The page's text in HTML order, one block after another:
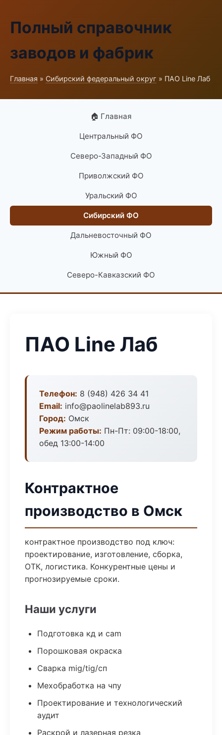
Полный справочник
заводов и фабрик
Главная » Сибирский федеральный округ » ПАО Line Лаб
🏠 Главная
Центральный ФО
Северо-Западный ФО
Приволжский ФО
Уральский ФО
Сибирский ФО
Дальневосточный ФО
Южный ФО
Северо-Кавказский ФО
ПАО Line Лаб
Телефон: 8 (948) 426 34 41
Email: info@paolinelab893.ru
Город: Омск
Режим работы: Пн-Пт: 09:00-18:00,
обед 13:00-14:00
Контрактное
производство в Омск
контрактное производство под ключ:
проектирование, изготовление, сборка,
ОТК, логистика. Конкурентные цены и
прогнозируемые сроки.
Наши услуги
Подготовка кд и cam
Порошковая окраска
Сварка mig/tig/сп
Мехобработка на чпу
Проектирование и технологический
аудит
Раскрой и лазерная резка